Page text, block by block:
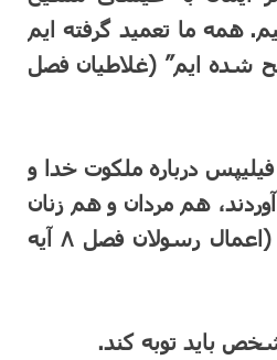
همه ما تعمید گرفته ایم
شده ایم” (غلاطیان فصل
درباره ملکوت خدا و
هم مردان و هم زنان
غسل تعمید گرفتند” (اعمال رسولان فصل ۸ آیه
باید توبه کند.